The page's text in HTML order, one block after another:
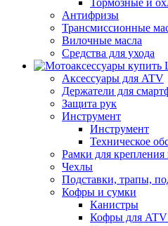
Антифризы
Трансмиссионные
Вилочные масла
Средства для ухода
Аксессуары для ATV
Держатели для
Защита рук
Инструмент
Инструмент
Техническое
Рамки для крепления
Чехлы
Подставки, трапы,
Кофры и сумки
Канистры
Кофры для ATV